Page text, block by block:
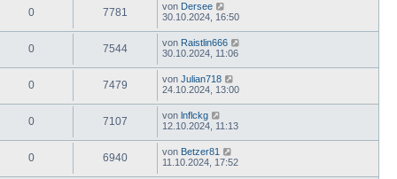
0 7781 von Dersee
30.10.2024, 16:50
0 7544 von Raistlin666
30.10.2024, 11:06
0 7479 von Julian718
24.10.2024, 13:00
0 7107 von lnflckg
12.10.2024, 11:13
0 6940 von Betzer81
11.10.2024, 17:52